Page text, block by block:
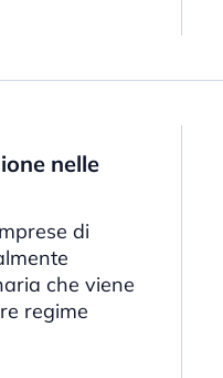
nelle
di
che viene
regime